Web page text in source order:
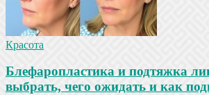
Красота
Блефаропластика и подтяжка
выбрать, чего ожидать и как